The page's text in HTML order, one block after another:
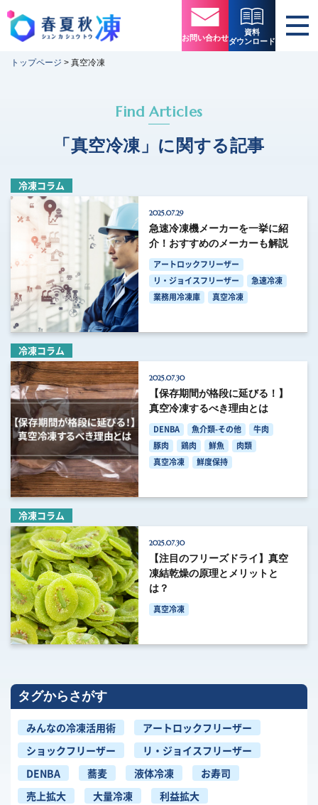
お問い合わせ
資料
ダウンロード
トップページ > 真空冷凍
Find Articles
「真空冷凍」に関する記事
冷凍コラム
2025.07.29
急速冷凍機メーカーを一挙に紹
介！おすすめのメーカーも解説
アートロックフリーザー
リ・ジョイスフリーザー
急速冷凍
業務用冷凍庫
真空冷凍
冷凍コラム
2025.07.30
【保存期間が格段に延びる！】
真空冷凍するべき理由とは
DENBA 魚介類-その他
牛肉
豚肉
鶏肉 鮮魚
肉類
真空冷凍
鮮度保持
冷凍コラム
2025.07.30
【注目のフリーズドライ】真空
凍結乾燥の原理とメリットと
は？
真空冷凍
タグからさがす
みんなの冷凍活用術
アートロックフリーザー
ショックフリーザー
リ・ジョイスフリーザー
DENBA
蕎麦 液体冷凍
お寿司
売上拡大
大量冷凍
利益拡大